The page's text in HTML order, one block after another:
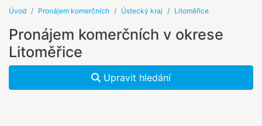
Úvod Pronájem komerčních Ústecký kraj Litoměřice
Pronájem komerčních v okrese
Litoměřice
Upravit hledání